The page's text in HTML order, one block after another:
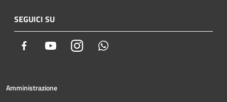
SEGUICI SU
Facebook YoutubeInstagram
Amministrazione